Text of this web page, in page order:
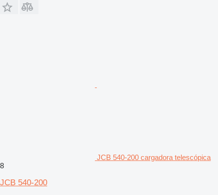
JCB 540-200 cargadora telescópica
8
JCB 540-200